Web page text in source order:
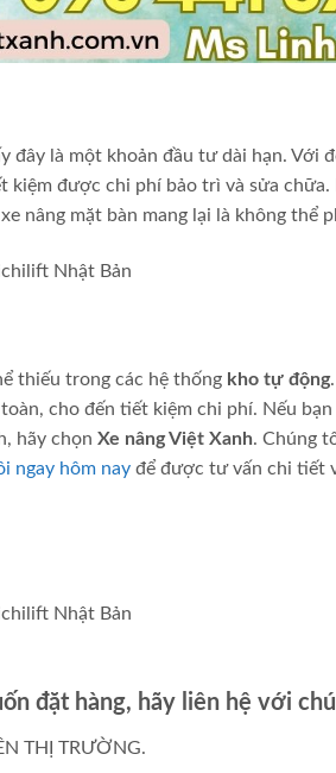
đây là một khoản đầu tư dài hạn. Với
kiệm được chi phí bảo trì và sửa
nâng mặt bàn mang lại là không thể
thiếu trong các hệ thống kho tự động
cho đến tiết kiệm chi phí. Nếu
hãy chọn Xe nâng Việt Xanh. Chúng
ngay hôm nay để được tư vấn chi tiết
đặt hàng, hãy liên hệ với
THỊ TRƯỜNG.